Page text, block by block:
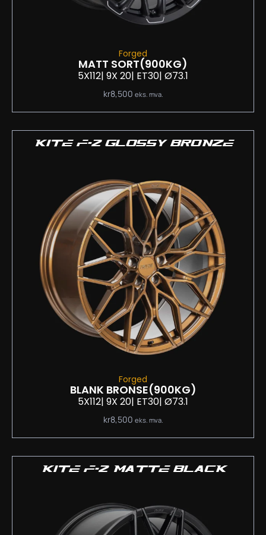
Forged
MATT SORT(900KG)
5X112| 9X 20| ET30| Ø73.1
kr8,500 eks. mva.
KITE F-2 GLOSSY BRONZE
Forged
BLANK BRONSE(900KG)
5X112| 9X 20| ET30| Ø73.1
kr8,500 eks. mva.
KITE F-2 MATTE BLACK